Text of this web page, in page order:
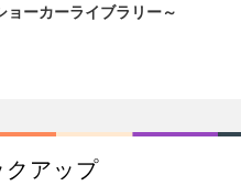
ョーカーライブラリー～
クアップ